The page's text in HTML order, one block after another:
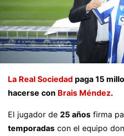
La Real Sociedad paga 15
hacerse con Brais Méndez.
El jugador de 25 años firma
temporadas con el equipo